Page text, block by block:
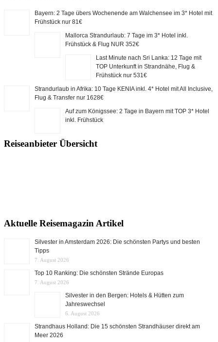
Bayern: 2 Tage übers Wochenende am Walchensee im 3* Hotel mit
Frühstück nur 81€
Mallorca Strandurlaub: 7 Tage im 3* Hotel inkl.
Frühstück & Flug NUR 352€
Last Minute nach Sri Lanka: 12 Tage mit
TOP Unterkunft in Strandnähe, Flug &
Frühstück nur 531€
Strandurlaub in Afrika: 10 Tage KENIA inkl. 4* Hotel mit All Inclusive,
Flug & Transfer nur 1628€
Auf zum Königssee: 2 Tage in Bayern mit TOP 3* Hotel
inkl. Frühstück
Reiseanbieter Übersicht
Aktuelle Reisemagazin Artikel
Silvester in Amsterdam 2026: Die schönsten Partys und besten
Tipps
7. August 2026
Top 10 Ranking: Die schönsten Strände Europas
7. August 2026
Silvester in den Bergen: Hotels & Hütten zum
Jahreswechsel
6. August 2026
Strandhaus Holland: Die 15 schönsten Strandhäuser direkt am
Meer 2026